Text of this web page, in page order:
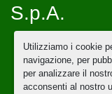
Utilizziamo i cookie
navigazione, per
per analizzare il
acconsenti al nostro
S.p.A.